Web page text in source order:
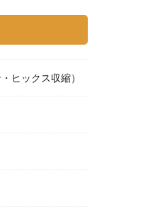
ヒックス収縮）